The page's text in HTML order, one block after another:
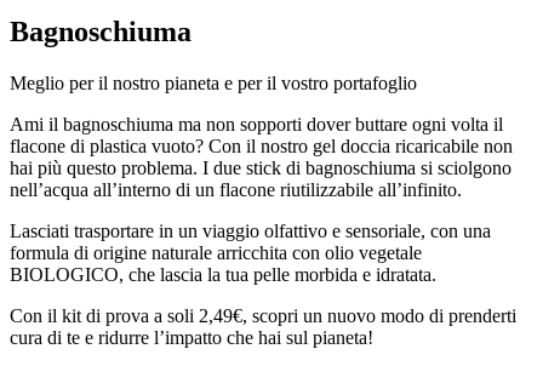
Bagnoschiuma
Meglio per il nostro pianeta e per il vostro portafoglio
Ami il bagnoschiuma ma non sopporti dover buttare ogni volta il
flacone di plastica vuoto? Con il nostro gel doccia ricaricabile non
hai più questo problema. I due stick di bagnoschiuma si sciolgono
nell’acqua all’interno di un flacone riutilizzabile all’infinito.
Lasciati trasportare in un viaggio olfattivo e sensoriale, con una
formula di origine naturale arricchita con olio vegetale
BIOLOGICO, che lascia la tua pelle morbida e idratata.
Con il kit di prova a soli 2,49€, scopri un nuovo modo di prenderti
cura di te e ridurre l’impatto che hai sul pianeta!